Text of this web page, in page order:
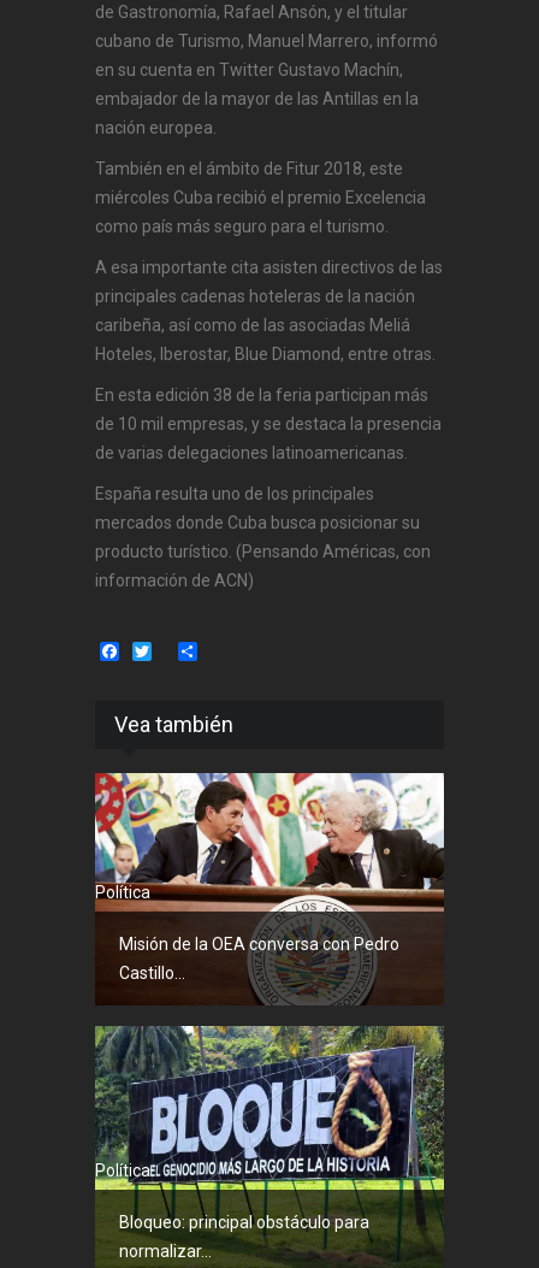
de Gastronomía, Rafael Ansón, y el titular
cubano de Turismo, Manuel Marrero, informó
en su cuenta en Twitter Gustavo Machín,
embajador de la mayor de las Antillas en la
nación europea.
También en el ámbito de Fitur 2018, este
miércoles Cuba recibió el premio Excelencia
como país más seguro para el turismo.
A esa importante cita asisten directivos de las
principales cadenas hoteleras de la nación
caribeña, así como de las asociadas Meliá
Hoteles, Iberostar, Blue Diamond, entre otras.
En esta edición 38 de la feria participan más
de 10 mil empresas, y se destaca la presencia
de varias delegaciones latinoamericanas.
España resulta uno de los principales
mercados donde Cuba busca posicionar su
producto turístico. (Pensando Américas, con
información de ACN)
Facebook
Twitter
Vea también
Política
Misión de la OEA conversa con Pedro
Castillo...
Política
Bloqueo: principal obstáculo para
normalizar...